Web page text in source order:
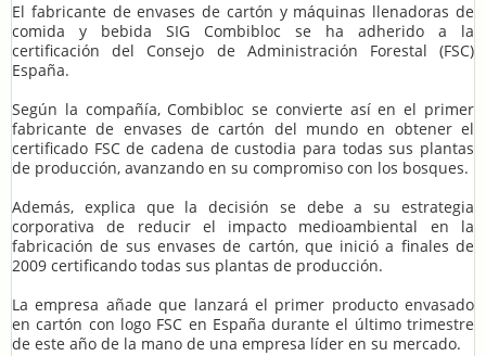
El fabricante de envases de cartón y máquinas llenadoras de
comida y bebida SIG Combibloc se ha adherido a la
certificación del Consejo de Administración Forestal (FSC)
España.
Según la compañía, Combibloc se convierte así en el primer
fabricante de envases de cartón del mundo en obtener el
certificado FSC de cadena de custodia para todas sus plantas
de producción, avanzando en su compromiso con los bosques.
Además, explica que la decisión se debe a su estrategia
corporativa de reducir el impacto medioambiental en la
fabricación de sus envases de cartón, que inició a finales de
2009 certificando todas sus plantas de producción.
La empresa añade que lanzará el primer producto envasado
en cartón con logo FSC en España durante el último trimestre
de este año de la mano de una empresa líder en su mercado.